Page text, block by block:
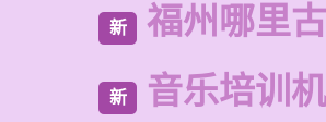
新 福州哪里
新 音乐培训